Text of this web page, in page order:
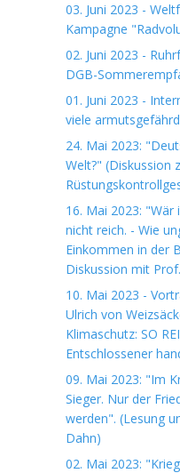
03. Juni 2023 -
Kampagne
02. Juni 2023 -
DGB-
01. Juni 2023 -
viele
24. Mai 2023:
Welt?" (Diskussion
16. Mai 2023:
nicht reich. - Wie
Einkommen in der
Diskussion mit
10. Mai 2023 -
Ulrich von
Klimaschutz: SO
Entschlossener
09. Mai 2023: "Im
Sieger. Nur der
werden". (Lesung
Dahn)
02. Mai 2023: